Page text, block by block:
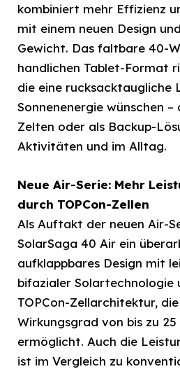
kombiniert mehr Effizienz
mit einem neuen Design
Gewicht. Das faltbare 40-
handlichen Tablet-Format
die eine rucksacktaugliche
Sonnenenergie wünschen
Zelten oder als Backup-
Aktivitäten und im Alltag.
Neue Air-Serie: Mehr
durch TOPCon-Zellen
Als Auftakt der neuen Air-
SolarSaga 40 Air ein
aufklappbares Design mit
bifazialer Solartechnologie
TOPCon-Zellarchitektur,
Wirkungsgrad von bis zu
ermöglicht. Auch die
ist im Vergleich zu